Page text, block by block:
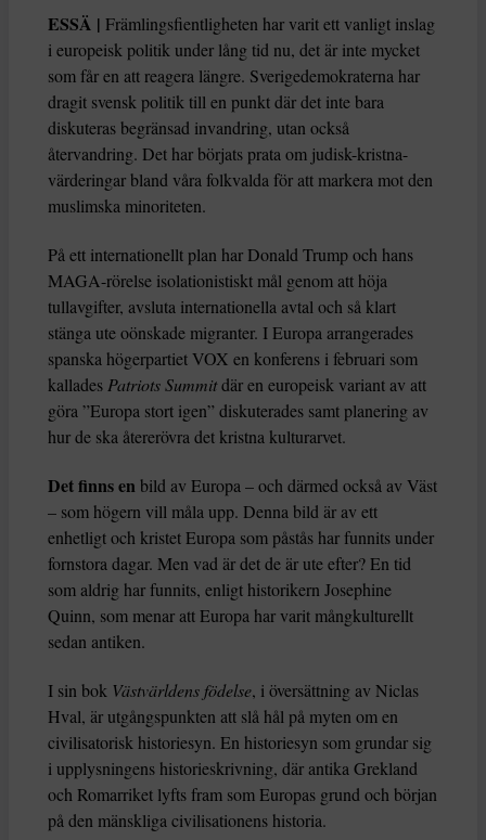
ESSÄ | Främlingsfientligheten har varit ett vanligt inslag
i europeisk politik under lång tid nu, det är inte mycket
som får en att reagera längre. Sverigedemokraterna har
dragit svensk politik till en punkt där det inte bara
diskuteras begränsad invandring, utan också
återvandring. Det har börjats prata om judisk-kristna-
värderingar bland våra folkvalda för att markera mot den
muslimska minoriteten.
På ett internationellt plan har Donald Trump och hans
MAGA-rörelse isolationistiskt mål genom att höja
tullavgifter, avsluta internationella avtal och så klart
stänga ute oönskade migranter. I Europa arrangerades
spanska högerpartiet VOX en konferens i februari som
kallades Patriots Summitdär en europeisk variant av att
göra ”Europa stort igen” diskuterades samt planering av
hur de ska återerövra det kristna kulturarvet.
Det finns en bild av Europa – och därmed också av Väst
– som högern vill måla upp. Denna bild är av ett
enhetligt och kristet Europa som påstås har funnits under
fornstora dagar. Men vad är det de är ute efter? En tid
som aldrig har funnits, enligt historikern Josephine
Quinn, som menar att Europa har varit mångkulturellt
sedan antiken.
I sin bok Västvärldens födelse, i översättning av Niclas
Hval, är utgångspunkten att slå hål på myten om en
civilisatorisk historiesyn. En historiesyn som grundar sig
i upplysningens historieskrivning, där antika Grekland
och Romarriket lyfts fram som Europas grund och början
på den mänskliga civilisationens historia.